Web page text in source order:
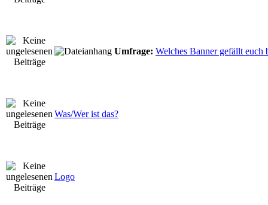
Umfrage: Welches Banner gefällt euch
Was/Wer ist das?
Logo